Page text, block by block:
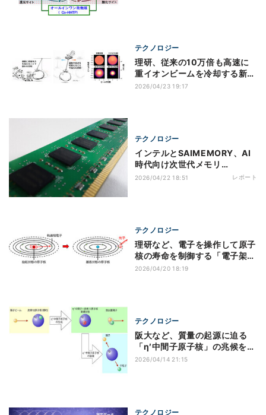
テクノロジー
理研、従来の10万倍も高速に
重イオンビームを冷却する新原
理を提唱
2026/04/23 19:17
テクノロジー
インテルとSAIMEMORY、AI
時代向け次世代メモリ
「ZAM」開発でNEDO事業に
2026/04/22 18:51 レポート
テクノロジー
理研など、電子を操作して原子
核の寿命を制御する「電子架橋
遷移」を確認
2026/04/20 18:19
テクノロジー
阪大など、質量の起源に迫る
「η′中間子原子核」の兆候を世
界初観測
2026/04/14 21:15
テクノロジー